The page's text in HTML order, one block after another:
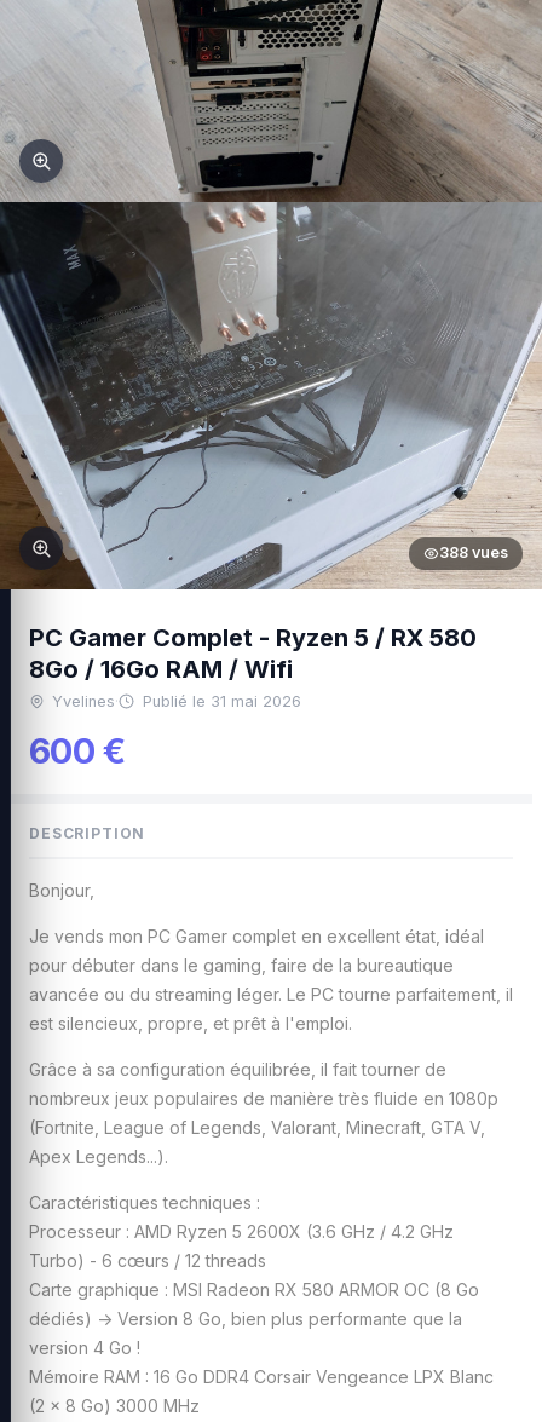
388 vues
DESCRIPTION
Bonjour,
Je vends mon PC Gamer complet en excellent état, idéal
pour débuter dans le gaming, faire de la bureautique
avancée ou du streaming léger. Le PC tourne parfaitement, il
est silencieux, propre, et prêt à l'emploi.
Grâce à sa configuration équilibrée, il fait tourner de
nombreux jeux populaires de manière très fluide en 1080p
(Fortnite, League of Legends, Valorant, Minecraft, GTA V,
Apex Legends...).
Caractéristiques techniques :
Processeur : AMD Ryzen 5 2600X (3.6 GHz / 4.2 GHz
Turbo) - 6 cœurs / 12 threads
Carte graphique : MSI Radeon RX 580 ARMOR OC (8 Go
dédiés) -> Version 8 Go, bien plus performante que la
version 4 Go !
Mémoire RAM : 16 Go DDR4 Corsair Vengeance LPX Blanc
(2 x 8 Go) 3000 MHz
PC Gamer Complet - Ryzen 5 / RX 580
8Go / 16Go RAM / Wifi
Yvelines· Publié le 31 mai 2026
600 €